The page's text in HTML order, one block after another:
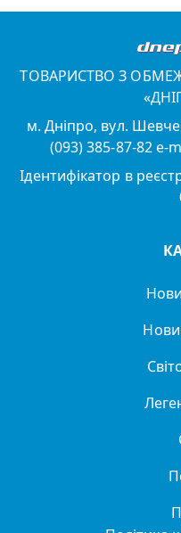
ТОВАРИСТВО З
м. Дніпро, вул.
(093) 385-87-82 e-
Ідентифікатор в